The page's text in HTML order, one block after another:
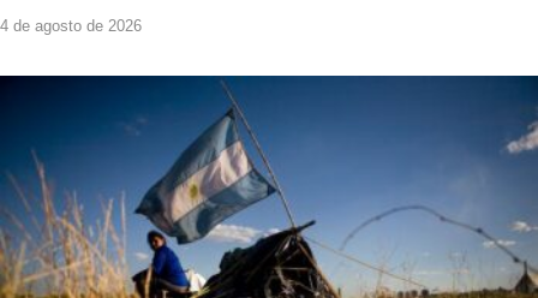
4 de agosto de 2026